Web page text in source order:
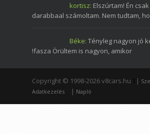
kortisz: Elszúrtam! Én
darabbaal számoltam. Nem tudtam,
Béke: Tényleg nagyon jó
!fasza Örültem is nagyon, amikor
Copyright © 1998-2026 v8cars.hu |
Adatkezelés | Napló